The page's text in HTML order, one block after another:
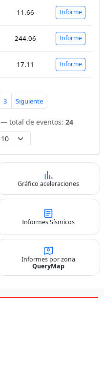
11.66 Informe
244.06 Informe
17.11 Informe
3 Siguiente
— total de eventos: 24
Gráfico aceleraciones
Informes Sísmicos
Informes por zona
QueryMap